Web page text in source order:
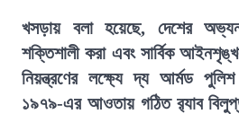
খসড়ায় বলা হয়েছে, দেশের
শক্তিশালী করা এবং সার্বিক
নিয়ন্ত্রণের লক্ষ্যে দ্য আর্মড পুলিশ
১৯৭৯-এর আওতায় গঠিত র‍্যাব